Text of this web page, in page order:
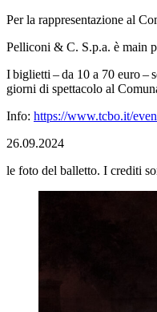
Per la rappresentazione al
Pelliconi & C. S.p.a. è main
I biglietti – da 10 a 70 euro –
giorni di spettacolo al
Info: https://www.tcbo.it/
26.09.2024
le foto del balletto. I crediti